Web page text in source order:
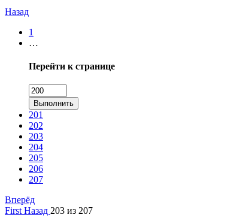
Назад
1
…
Перейти к странице
Выполнить
201
202
203
204
205
206
207
Вперёд
First Назад 203 из 207